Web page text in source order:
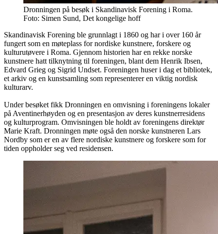
Dronningen på besøk i Skandinavisk Forening i Roma.
Foto: Simen Sund, Det kongelige hoff
Skandinavisk Forening ble grunnlagt i 1860 og har i over 160 år
fungert som en møteplass for nordiske kunstnere, forskere og
kulturutøvere i Roma. Gjennom historien har en rekke norske
kunstnere hatt tilknytning til foreningen, blant dem Henrik Ibsen,
Edvard Grieg og Sigrid Undset. Foreningen huser i dag et bibliotek,
et arkiv og en kunstsamling som representerer en viktig nordisk
kulturarv.
Under besøket fikk Dronningen en omvisning i foreningens lokaler
på Aventinerhøyden og en presentasjon av deres kunstnerresidens
og kulturprogram. Omvisningen ble holdt av foreningens direktør
Marie Kraft. Dronningen møte også den norske kunstneren Lars
Nordby som er en av flere nordiske kunstnere og forskere som for
tiden oppholder seg ved residensen.